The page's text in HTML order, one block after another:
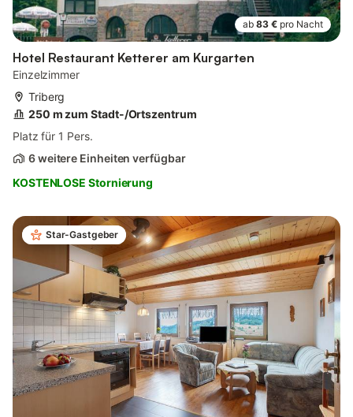
ab 83 € pro Nacht
Hotel Restaurant Ketterer am Kurgarten
Einzelzimmer
Triberg
250 m zum Stadt-/Ortszentrum
Platz für 1 Pers.
6 weitere Einheiten verfügbar
KOSTENLOSE Stornierung
Star-Gastgeber